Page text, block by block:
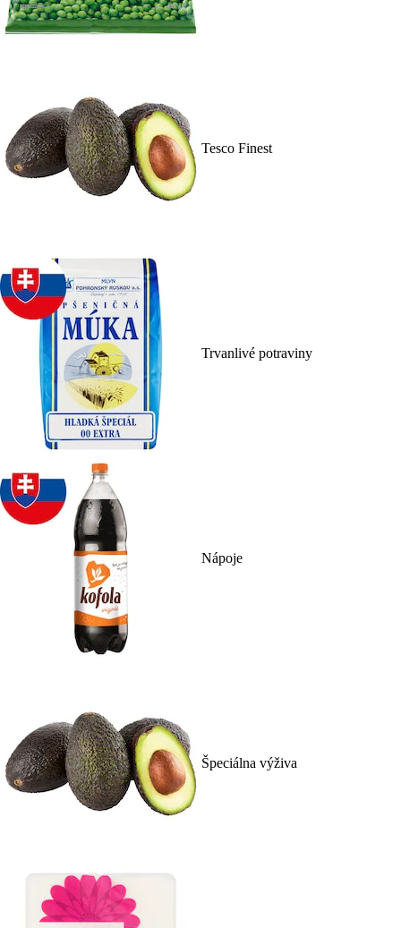
Tesco Finest
Trvanlivé potraviny
Nápoje
Špeciálna výživa